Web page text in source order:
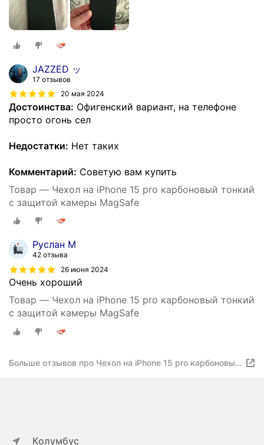
JAZZED ッ
17 отзывов
20 мая 2024
Достоинства: Офигенский вариант, на телефоне
просто огонь сел
Недостатки: Нет таких
Комментарий: Советую вам купить
Товар — Чехол на iPhone 15 pro карбоновый тонкий
с защитой камеры MagSafe
Руслан М
42 отзыва
26 июня 2024
Очень хороший
Товар — Чехол на iPhone 15 pro карбоновый тонкий
с защитой камеры MagSafe
Больше отзывов про Чехол на iPhone 15 pro карбоновый
Колумбус